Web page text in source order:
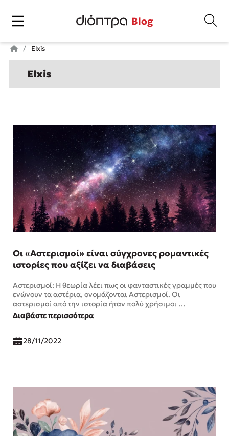
Blog
Elxis
Elxis
Οι «Αστερισμοί» είναι σύγχρονες ρομαντικές
ιστορίες που αξίζει να διαβάσεις
Αστερισμοί: Η θεωρία λέει πως οι φανταστικές γραμμές που
ενώνουν τα αστέρια, ονομάζονται Αστερισμοί. Οι
αστερισμοί από την ιστορία ήταν πολύ χρήσιμοι …
Διαβάστε περισσότερα
28/11/2022